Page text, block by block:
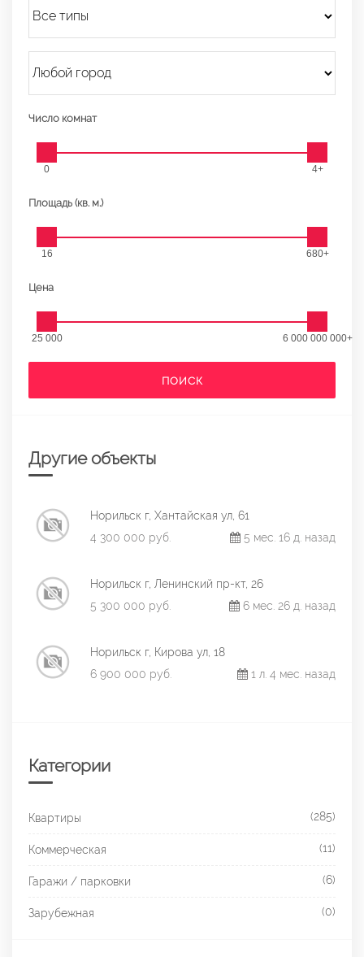
Число комнат
0 4+
Площадь (кв. м.)
16 680+
Цена
25 000 6 000 000 000+
ПОИСК
Другие объекты
Норильск г, Хантайская ул, 61
4 300 000 руб.
5 мес. 16 д. назад
Норильск г, Ленинский пр-кт, 26
5 300 000 руб.
6 мес. 26 д. назад
Норильск г, Кирова ул, 18
6 900 000 руб.
1 л. 4 мес. назад
Категории
Квартиры (285)
Коммерческая (11)
Гаражи / парковки (6)
Зарубежная (0)